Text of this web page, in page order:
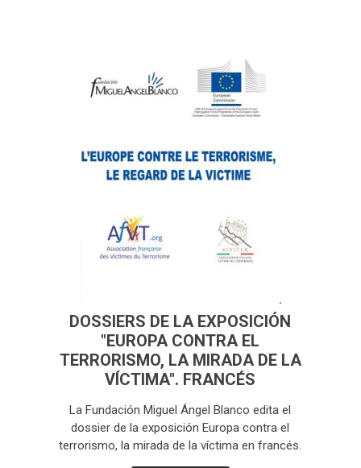
DOSSIERS DE LA EXPOSICIÓN
"EUROPA CONTRA EL
TERRORISMO, LA MIRADA DE LA
VÍCTIMA". FRANCÉS
La Fundación Miguel Ángel Blanco edita el
dossier de la exposición Europa contra el
terrorismo, la mirada de la víctima en francés.